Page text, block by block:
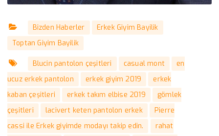
Bizden Haberler
Erkek Giyim Bayilik
Toptan Giyim Bayilik
Blucin pantolon çeşitleri casual mont
en
ucuz erkek pantolon
erkek giyim 2019
erkek
kaban çeşitleri
erkek takım elbise 2019
gömlek
çeşitleri
lacivert keten pantolon erkek
Pierre
cassi ile Erkek giyimde modayı takip edin.
rahat